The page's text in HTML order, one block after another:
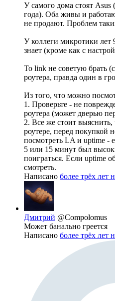
У самого дома стоят Asus
года). Оба живы и
не продают. Проблем
У коллеги микротики лет
знает (кроме как с
To link не советую брать
роутера, правда один в
Из того, что можно
1. Проверьте - не
роутера (может дверью
2. Все же стоит
роутере, перед покупкой
посмотреть LA и uptime -
5 или 15 минут был
поиграться. Если uptime
смотреть.
Написано более трёх лет
Дмитрий @Compolomus
Может банально греется
Написано более трёх лет